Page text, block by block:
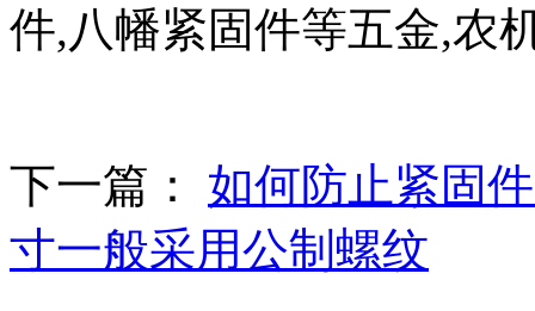
件,八幡紧固件等五金,农
下一篇： 如何防止紧固
寸一般采用公制螺纹